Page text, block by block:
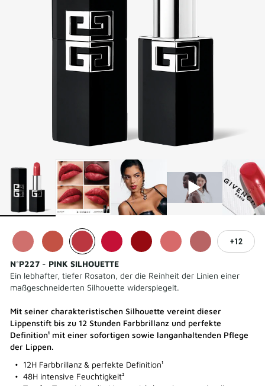
12
N°P227 - PINK SILHOUETTE
Ein lebhafter, tiefer Rosaton, der die Reinheit der Linien einer
maßgeschneiderten Silhouette widerspiegelt.
Mit seiner charakteristischen Silhouette vereint dieser
Lippenstift bis zu 12 Stunden Farbbrillanz und perfekte
Definition¹ mit einer sofortigen sowie langanhaltenden Pflege
der Lippen.
12H Farbbrillanz & perfekte Definition¹
48H intensive Feuchtigkeit²